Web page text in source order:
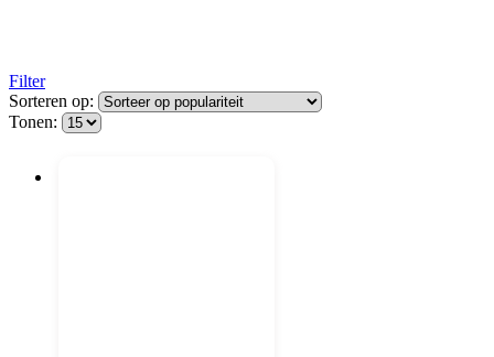
Filter
Sorteren op:
Tonen: